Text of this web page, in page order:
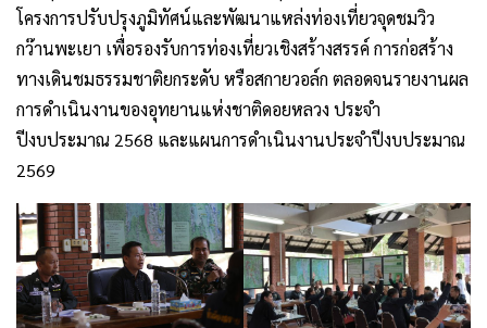
โครงการปรับปรุงภูมิทัศน์และพัฒนาแหล่งท่องเที่ยวจุดชมวิว
กว๊านพะเยา เพื่อรองรับการท่องเที่ยวเชิงสร้างสรรค์ การก่อสร้าง
ทางเดินชมธรรมชาติยกระดับ หรือสกายวอล์ก ตลอดจนรายงานผล
การดำเนินงานของอุทยานแห่งชาติดอยหลวง ประจำ
ปีงบประมาณ 2568 และแผนการดำเนินงานประจำปีงบประมาณ
2569